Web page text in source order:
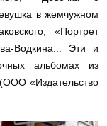
в жемчужном
«Портрет
Водкина... Эти и
альбомах из
«Издательство